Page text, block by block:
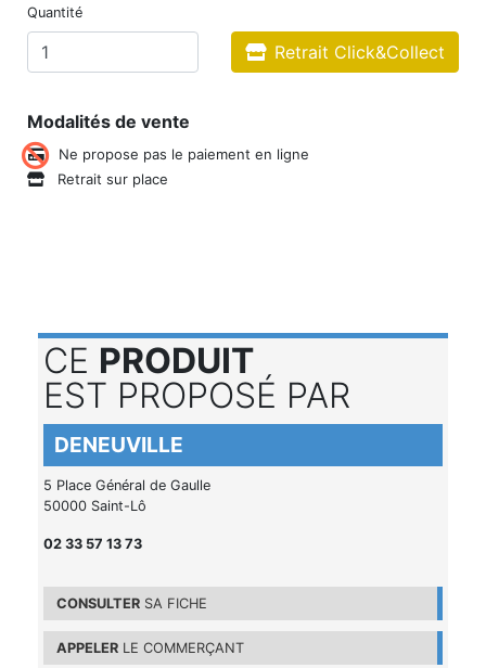
Quantité
Retrait Click&Collect
Modalités de vente
Ne propose pas le paiement en ligne
Retrait sur place
CE PRODUIT
EST PROPOSÉ PAR
DENEUVILLE
5 Place Général de Gaulle
50000 Saint-Lô
02 33 57 13 73
CONSULTER SA FICHE
APPELER LE COMMERÇANT